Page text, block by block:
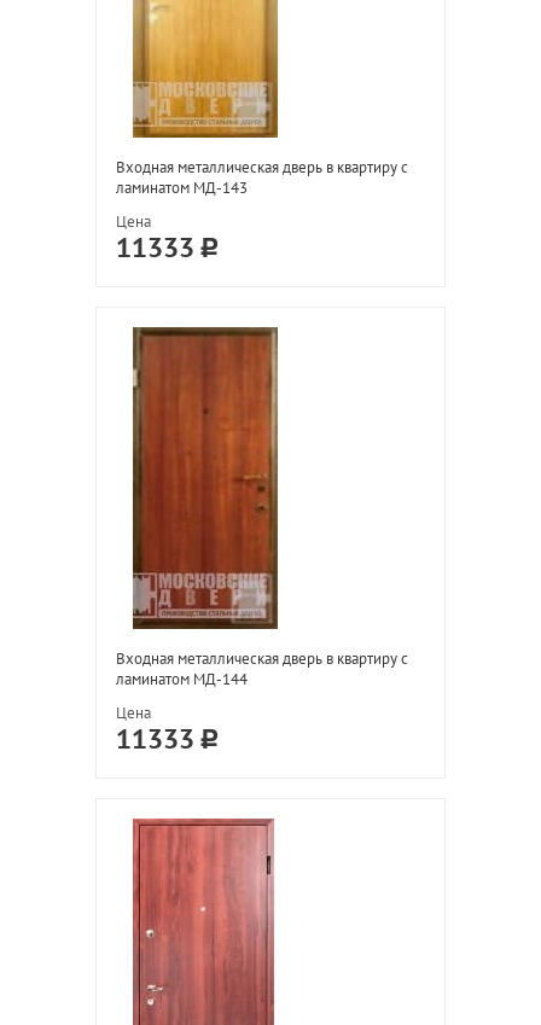
Входная металлическая дверь в квартиру с
ламинатом МД-143
Цена
11333
Входная металлическая дверь в квартиру с
ламинатом МД-144
Цена
11333